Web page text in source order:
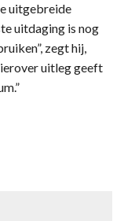
uitgebreide
uitdaging is nog
zegt hij,
uitleg geeft